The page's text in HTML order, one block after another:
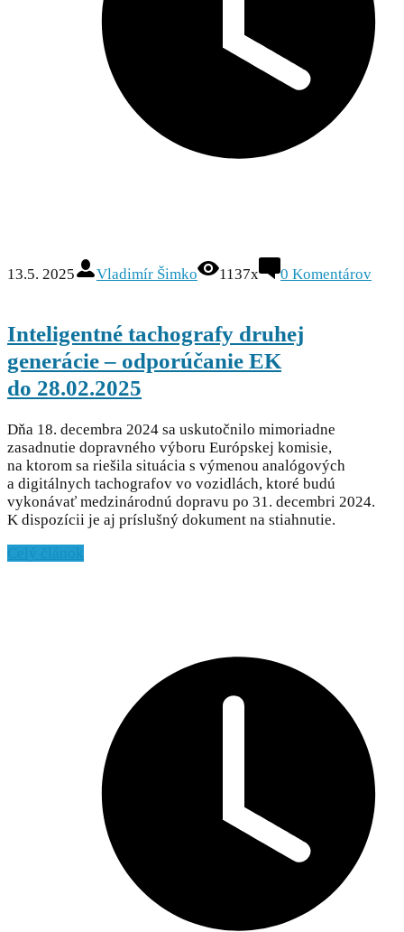
13.5. 2025 Vladimír Šimko 1137x 0 Komentárov
Inteligentné tachografy druhej
generácie – odporúčanie EK
do 28.02.2025
Dňa 18. decembra 2024 sa uskutočnilo mimoriadne
zasadnutie dopravného výboru Európskej komisie,
na ktorom sa riešila situácia s výmenou analógových
a digitálnych tachografov vo vozidlách, ktoré budú
vykonávať medzinárodnú dopravu po 31. decembri 2024.
K dispozícii je aj príslušný dokument na stiahnutie.